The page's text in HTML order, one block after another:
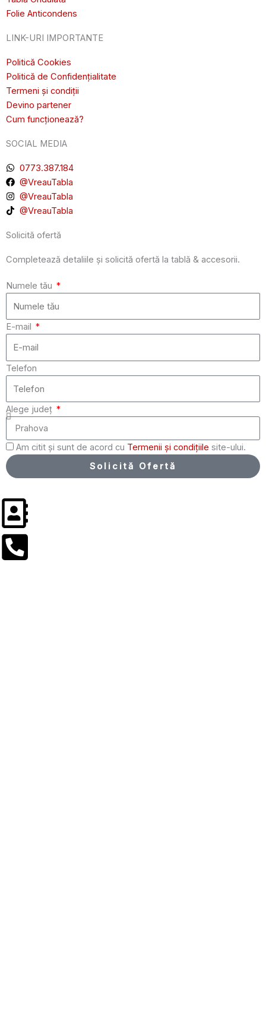
Folie Anticondens
LINK-URI IMPORTANTE
Politică Cookies
Politică de Confidențialitate
Termeni și condiții
Devino partener
Cum funcționează?
SOCIAL MEDIA
0773.387.184
@VreauTabla
@VreauTabla
@VreauTabla
Solicită ofertă
Completează detaliile și solicită ofertă la tablă & accesorii.
Numele tău
E-mail
Telefon
Alege județ
Am citit și sunt de acord cu Termenii și condițiile site-ului.
Solicită Ofertă